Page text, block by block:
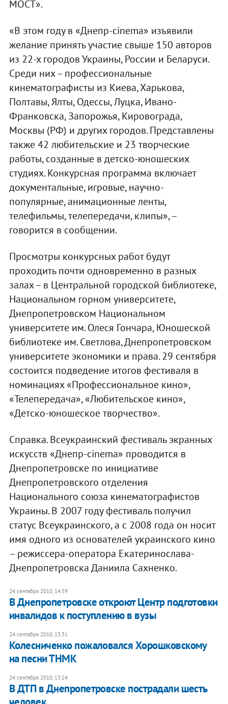
МОСТ».
«В этом году в «Днепр-cinema» изъявили
желание принять участие свыше 150 авторов
из 22-х городов Украины, России и Беларуси.
Среди них – профессиональные
кинематографисты из Киева, Харькова,
Полтавы, Ялты, Одессы, Луцка, Ивано-
Франковска, Запорожья, Кировограда,
Москвы (РФ) и других городов. Представлены
также 42 любительские и 23 творческие
работы, созданные в детско-юношеских
студиях. Конкурсная программа включает
документальные, игровые, научно-
популярные, анимационные ленты,
телефильмы, телепередачи, клипы», –
говорится в сообщении.
Просмотры конкурсных работ будут
проходить почти одновременно в разных
залах – в Центральной городской библиотеке,
Национальном горном университете,
Днепропетровском Национальном
университете им. Олеся Гончара, Юношеской
библиотеке им. Светлова, Днепропетровском
университете экономики и права. 29 сентября
состоится подведение итогов фестиваля в
номинациях «Профессиональное кино»,
«Телепередача», «Любительское кино»,
«Детско-юношеское творчество».
Справка. Всеукраинский фестиваль экранных
искусств «Днепр-cinema» проводится в
Днепропетровске по инициативе
Днепропетровского отделения
Национального союза кинематографистов
Украины. В 2007 году фестиваль получил
статус Всеукраинского, а с 2008 года он носит
имя одного из основателей украинского кино
– режиссера-оператора Екатеринослава-
Днепропетровска Даниила Сахненко.
24 сентября 2010, 14:59
В Днепропетровске откроют Центр подготовки
инвалидов к поступлению в вузы
24 сентября 2010, 13:31
Колесниченко пожаловался Хорошковскому
на песни ТНМК
24 сентября 2010, 13:24
В ДТП в Днепропетровске пострадали шесть